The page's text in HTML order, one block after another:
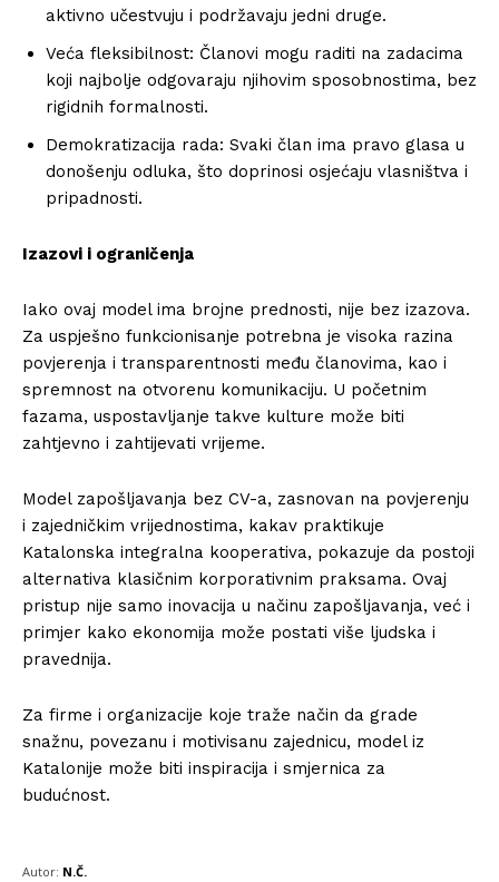
aktivno učestvuju i podržavaju jedni druge.
Veća fleksibilnost: Članovi mogu raditi na zadacima
koji najbolje odgovaraju njihovim sposobnostima, bez
rigidnih formalnosti.
Demokratizacija rada: Svaki član ima pravo glasa u
donošenju odluka, što doprinosi osjećaju vlasništva i
pripadnosti.
Izazovi i ograničenja
Iako ovaj model ima brojne prednosti, nije bez izazova.
Za uspješno funkcionisanje potrebna je visoka razina
povjerenja i transparentnosti među članovima, kao i
spremnost na otvorenu komunikaciju. U početnim
fazama, uspostavljanje takve kulture može biti
zahtjevno i zahtijevati vrijeme.
Model zapošljavanja bez CV-a, zasnovan na povjerenju
i zajedničkim vrijednostima, kakav praktikuje
Katalonska integralna kooperativa, pokazuje da postoji
alternativa klasičnim korporativnim praksama. Ovaj
pristup nije samo inovacija u načinu zapošljavanja, već i
primjer kako ekonomija može postati više ljudska i
pravednija.
Za firme i organizacije koje traže način da grade
snažnu, povezanu i motivisanu zajednicu, model iz
Katalonije može biti inspiracija i smjernica za
budućnost.
Autor: N.Č.